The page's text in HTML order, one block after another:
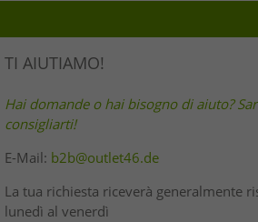
TI AIUTIAMO!
Hai domande o hai bisogno di aiuto?
consigliarti!
E-Mail: b2b@outlet46.de
La tua richiesta riceverà generalmente
lunedì al venerdì